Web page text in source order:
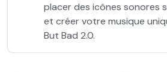
placer des icônes sonores
et créer votre musique
But Bad 2.0.